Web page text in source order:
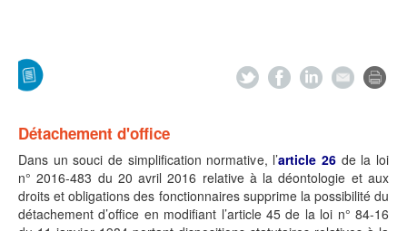
Détachement d'office
Dans un souci de simplification normative, l’article 26de la loi
n° 2016-483 du 20 avril 2016 relative à la déontologie et aux
droits et obligations des fonctionnaires supprime la possibilité du
détachement d’office en modifiant l’article 45 de la loi n° 84-16